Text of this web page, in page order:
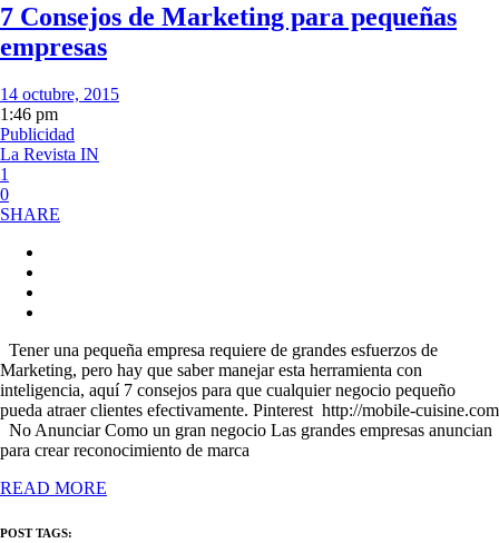
7 Consejos de Marketing para pequeñas
empresas
14 octubre, 2015
1:46 pm
Publicidad
La Revista IN
1
0
SHARE
Tener una pequeña empresa requiere de grandes esfuerzos de
Marketing, pero hay que saber manejar esta herramienta con
inteligencia, aquí 7 consejos para que cualquier negocio pequeño
pueda atraer clientes efectivamente. Pinterest http://mobile-cuisine.com
No Anunciar Como un gran negocio Las grandes empresas anuncian
para crear reconocimiento de marca
READ MORE
POST TAGS: